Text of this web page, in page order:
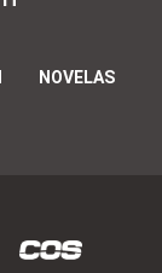
NOVELAS